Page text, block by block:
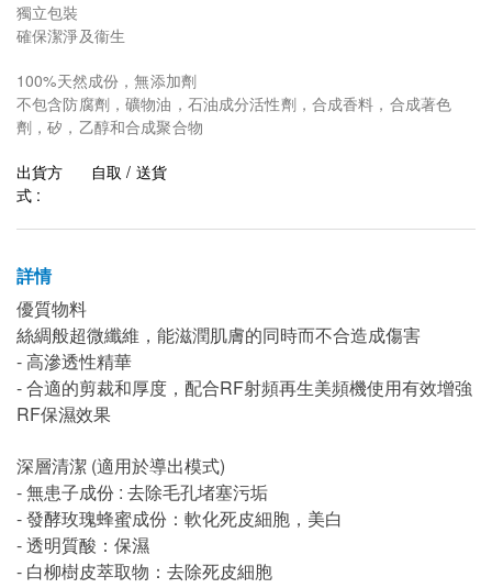
獨立包裝
確保潔淨及衞生
100%天然成份，無添加劑
不包含防腐劑，礦物油，石油成分活性劑，合成香料，合成著色
劑，矽，乙醇和合成聚合物
出貨方
式 :
自取 / 送貨
詳情
優質物料
絲綢般超微纖維，能滋潤肌膚的同時而不合造成傷害
- 高滲透性精華
- 合適的剪裁和厚度，配合RF射頻再生美頻機使用有效增強
RF保濕效果
深層清潔 (適用於導出模式)
- 無患子成份 : 去除毛孔堵塞污垢
- 發酵玫瑰蜂蜜成份：軟化死皮細胞，美白
- 透明質酸：保濕
- 白柳樹皮萃取物：去除死皮細胞